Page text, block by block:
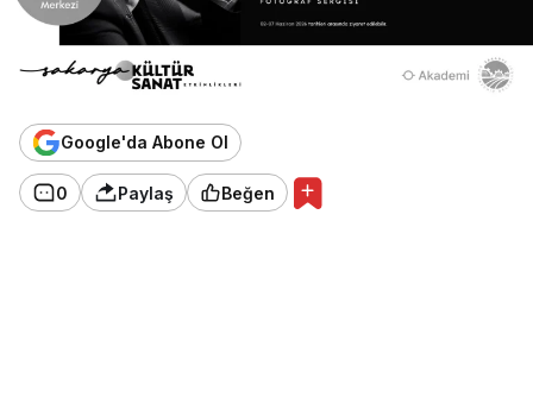
Google'da Abone Ol
0 Paylaş Beğen